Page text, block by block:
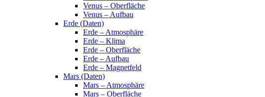
Venus – Oberfläche
Venus – Aufbau
Erde (Daten)
Erde – Atmosphäre
Erde – Klima
Erde – Oberfläche
Erde – Aufbau
Erde – Magnetfeld
Mars (Daten)
Mars – Atmosphäre
Mars – Oberfläche